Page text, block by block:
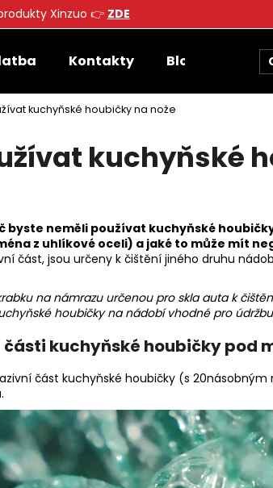
Xinzuo 👉 ZDE
Kontakty Blog
kuchyňské houbičky na nože
kuchyňské
byste neměli používat kuchyňské
z uhlíkové oceli) a jaké to může mít
část, jsou určeny k čištění jiného druhu
na námrazu určenou pro skla auta k
houbičky na nádobí vhodné pro
kuchyňské houbičky pod
část kuchyňské houbičky (s
najít?
HLEDAT